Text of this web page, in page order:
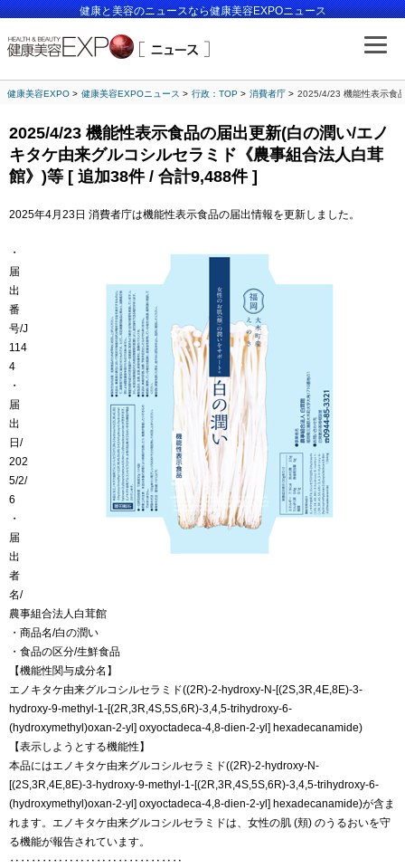
健康と美容のニュースなら健康美容EXPOニュース
健康美容EXPO 健康美容EXPOニュース 行政：TOP 消費者庁 2025/4/23 機能性表示食
2025/4/23 機能性表示食品の届出更新(白の潤い/エノ
キタケ由来グルコシルセラミド《農事組合法人白茸
館》)等 [ 追加38件 / 合計9,488件 ]
2025年4月23日 消費者庁は機能性表示食品の届出情報を更新しました。
・
届
出
番
号/J
114
4
・
届
出
日/
202
5/2/
6
・
届
出
者
名/
農事組合法人白茸館
・商品名/白の潤い
・食品の区分/生鮮食品
【機能性関与成分名】
エノキタケ由来グルコシルセラミド((2R)-2-hydroxy-N-[(2S,3R,4E,8E)-3-
hydroxy-9-methyl-1-[(2R,3R,4S,5S,6R)-3,4,5-trihydroxy-6-
(hydroxymethyl)oxan-2-yl] oxyoctadeca-4,8-dien-2-yl] hexadecanamide)
【表示しようとする機能性】
本品にはエノキタケ由来グルコシルセラミド((2R)-2-hydroxy-N-
[(2S,3R,4E,8E)-3-hydroxy-9-methyl-1-[(2R,3R,4S,5S,6R)-3,4,5-trihydroxy-6-
(hydroxymethyl)oxan-2-yl] oxyoctadeca-4,8-dien-2-yl] hexadecanamide)が含ま
れます。エノキタケ由来グルコシルセラミドは、女性の肌 (頬) のうるおいを守
る機能が報告されています。
‥‥‥‥‥‥‥‥‥‥‥‥‥‥‥‥